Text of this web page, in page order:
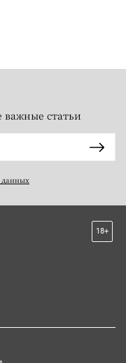
статьи
данных
18+